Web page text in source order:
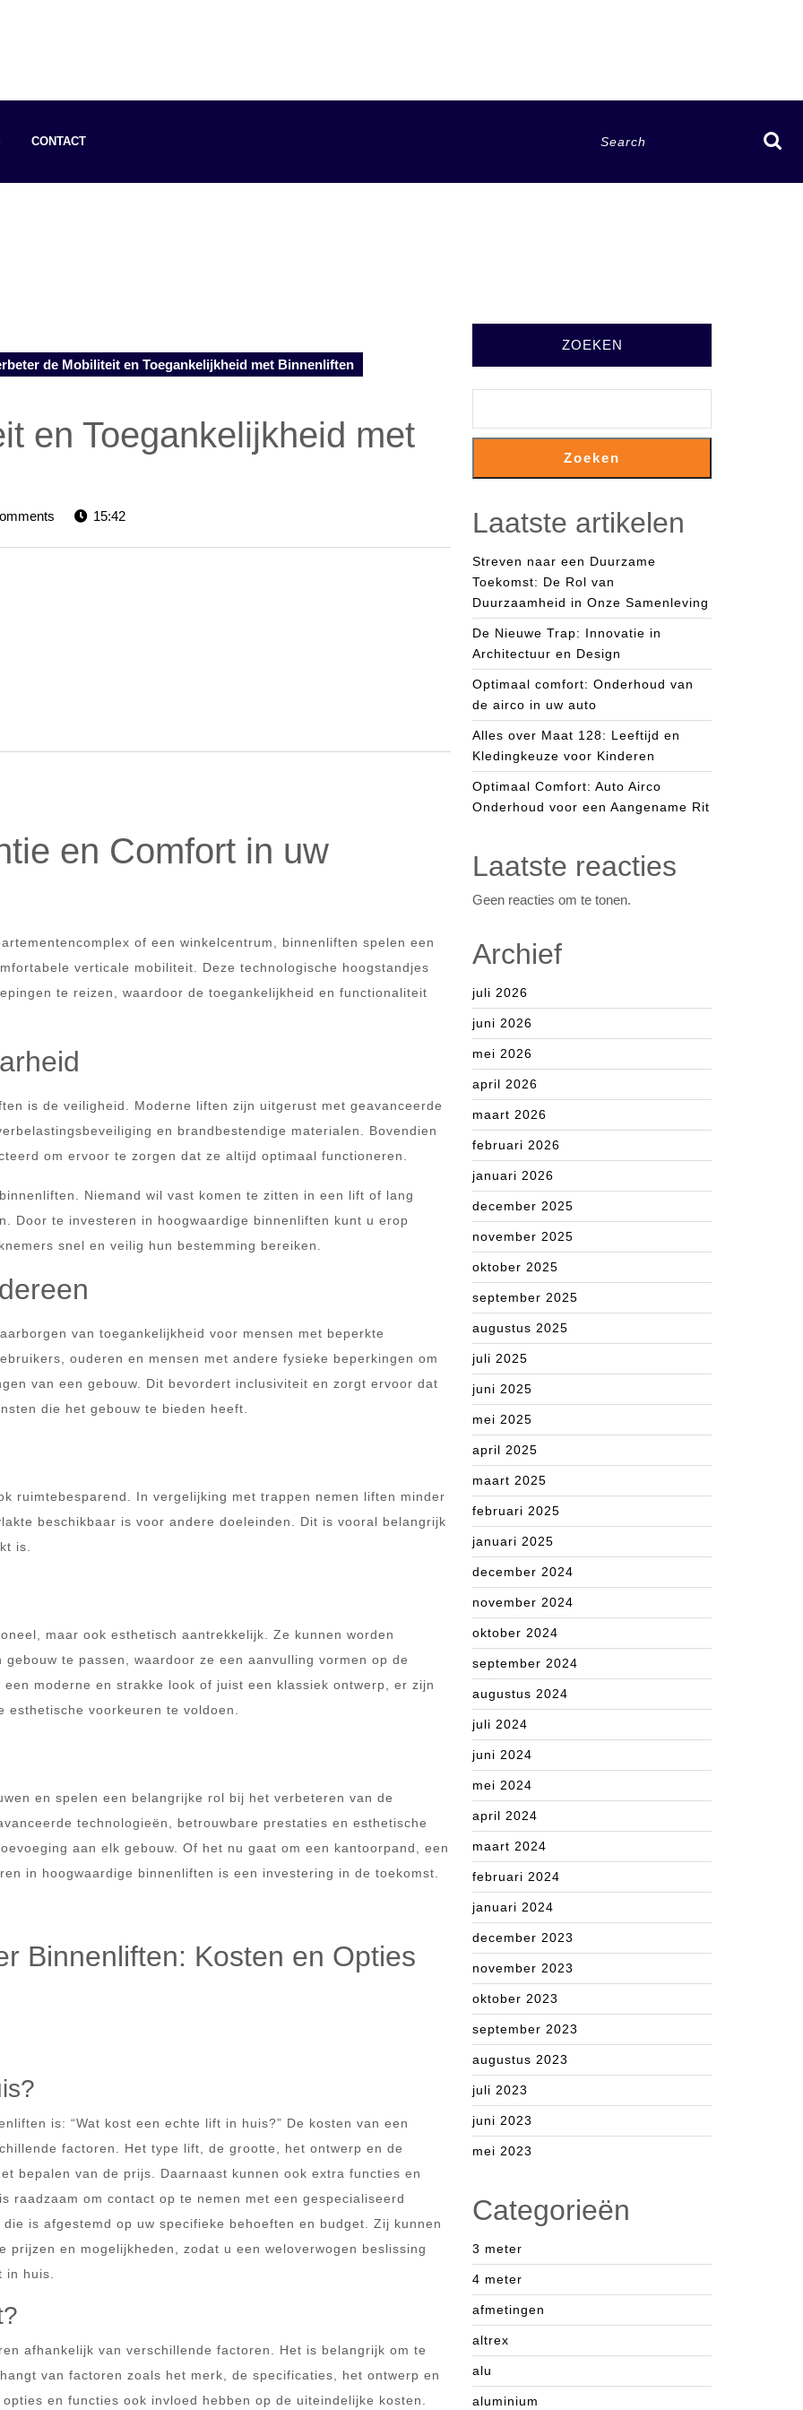
CONTACT
de Mobiliteit en Toegankelijkheid met Binnenliften
en Toegankelijkheid met
15:42
en Comfort in uw
of een winkelcentrum, binnenliften spelen een
verticale mobiliteit. Deze technologische hoogstandjes
te reizen, waardoor de toegankelijkheid en functionaliteit
is de veiligheid. Moderne liften zijn uitgerust met geavanceerde
en brandbestendige materialen. Bovendien
om ervoor te zorgen dat ze altijd optimaal functioneren.
Niemand wil vast komen te zitten in een lift of lang
Door te investeren in hoogwaardige binnenliften kunt u erop
snel en veilig hun bestemming bereiken.
van toegankelijkheid voor mensen met beperkte
ouderen en mensen met andere fysieke beperkingen om
van een gebouw. Dit bevordert inclusiviteit en zorgt ervoor dat
die het gebouw te bieden heeft.
ruimtebesparend. In vergelijking met trappen nemen liften minder
beschikbaar is voor andere doeleinden. Dit is vooral belangrijk
is.
maar ook esthetisch aantrekkelijk. Ze kunnen worden
te passen, waardoor ze een aanvulling vormen op de
moderne en strakke look of juist een klassiek ontwerp, er zijn
voorkeuren te voldoen.
en spelen een belangrijke rol bij het verbeteren van de
technologieën, betrouwbare prestaties en esthetische
aan elk gebouw. Of het nu gaat om een kantoorpand, een
in hoogwaardige binnenliften is een investering in de toekomst.
Binnenliften: Kosten en Opties
is: “Wat kost een echte lift in huis?” De kosten van een
factoren. Het type lift, de grootte, het ontwerp en de
bepalen van de prijs. Daarnaast kunnen ook extra functies en
raadzaam om contact op te nemen met een gespecialiseerd
is afgestemd op uw specifieke behoeften en budget. Zij kunnen
en mogelijkheden, zodat u een weloverwogen beslissing
huis.
afhankelijk van verschillende factoren. Het is belangrijk om te
van factoren zoals het merk, de specificaties, het ontwerp en
en functies ook invloed hebben op de uiteindelijke kosten.
ZOEKEN
Zoeken
Laatste artikelen
Streven naar een Duurzame
Toekomst: De Rol van
Duurzaamheid in Onze Samenleving
De Nieuwe Trap: Innovatie in
Architectuur en Design
Optimaal comfort: Onderhoud van
de airco in uw auto
Alles over Maat 128: Leeftijd en
Kledingkeuze voor Kinderen
Optimaal Comfort: Auto Airco
Onderhoud voor een Aangename Rit
Laatste reacties
Geen reacties om te tonen.
Archief
juli 2026
juni 2026
mei 2026
april 2026
maart 2026
februari 2026
januari 2026
december 2025
november 2025
oktober 2025
september 2025
augustus 2025
juli 2025
juni 2025
mei 2025
april 2025
maart 2025
februari 2025
januari 2025
december 2024
november 2024
oktober 2024
september 2024
augustus 2024
juli 2024
juni 2024
mei 2024
april 2024
maart 2024
februari 2024
januari 2024
december 2023
november 2023
oktober 2023
september 2023
augustus 2023
juli 2023
juni 2023
mei 2023
Categorieën
3 meter
4 meter
afmetingen
altrex
alu
aluminium